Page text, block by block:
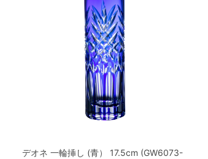
デオネ 一輪挿し (青） 17.5cm (GW6073-